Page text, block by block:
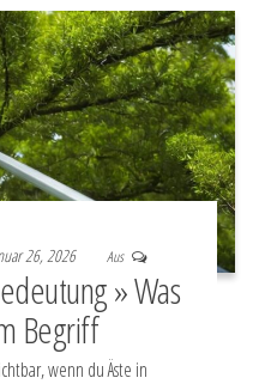
26, 2026 Aus
» Was
Begriff
wenn du Äste in